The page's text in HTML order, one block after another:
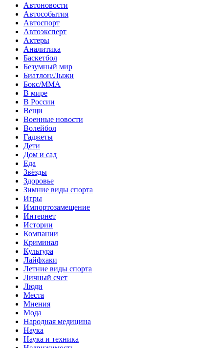
Автоновости
Автособытия
Автоспорт
Автоэксперт
Актеры
Аналитика
Баскетбол
Безумный мир
Биатлон/Лыжи
Бокс/MMA
В мире
В России
Вещи
Военные новости
Волейбол
Гаджеты
Дети
Дом и сад
Еда
Звёзды
Здоровье
Зимние виды спорта
Игры
Импортозамещение
Интернет
Истории
Компании
Криминал
Культура
Лайфхаки
Летние виды спорта
Личный счет
Люди
Места
Мнения
Мода
Народная медицина
Наука
Наука и техника